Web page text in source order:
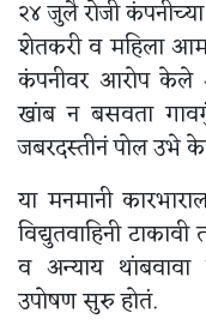
२४ जुलै रोजी
शेतकरी व महिला
कंपनीवर आरोप केले
खांब न बसवता
जबरदस्तीनं पोल उभे
या मनमानी
विद्युतवाहिनी
व अन्याय
उपोषण सुरु होतं.